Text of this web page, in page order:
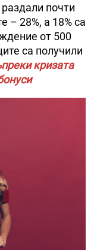
почти
– 28%, а 18% са
от 500
са получили
кризата